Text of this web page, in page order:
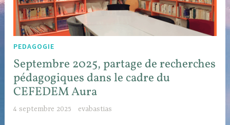
PEDAGOGIE
Septembre 2025, partage de recherches
pédagogiques dans le cadre du
CEFEDEM Aura
4 septembre 2025 evabastias